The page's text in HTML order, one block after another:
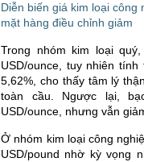
Diễn biến giá kim loại
mặt hàng điều chỉnh giảm
Trong nhóm kim loại
USD/ounce, tuy nhiên
5,62%, cho thấy tâm lý
toàn cầu. Ngược lại,
USD/ounce, nhưng vẫn
Ở nhóm kim loại công
USD/pound nhờ kỳ vọng